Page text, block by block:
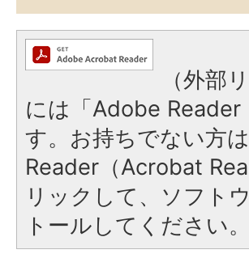
（外部
には「Adobe
す。お持ちでない方
Reader（Acrobat
リックして、ソフト
トールしてください。